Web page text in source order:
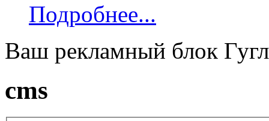
Подробнее...
Ваш рекламный блок
cms